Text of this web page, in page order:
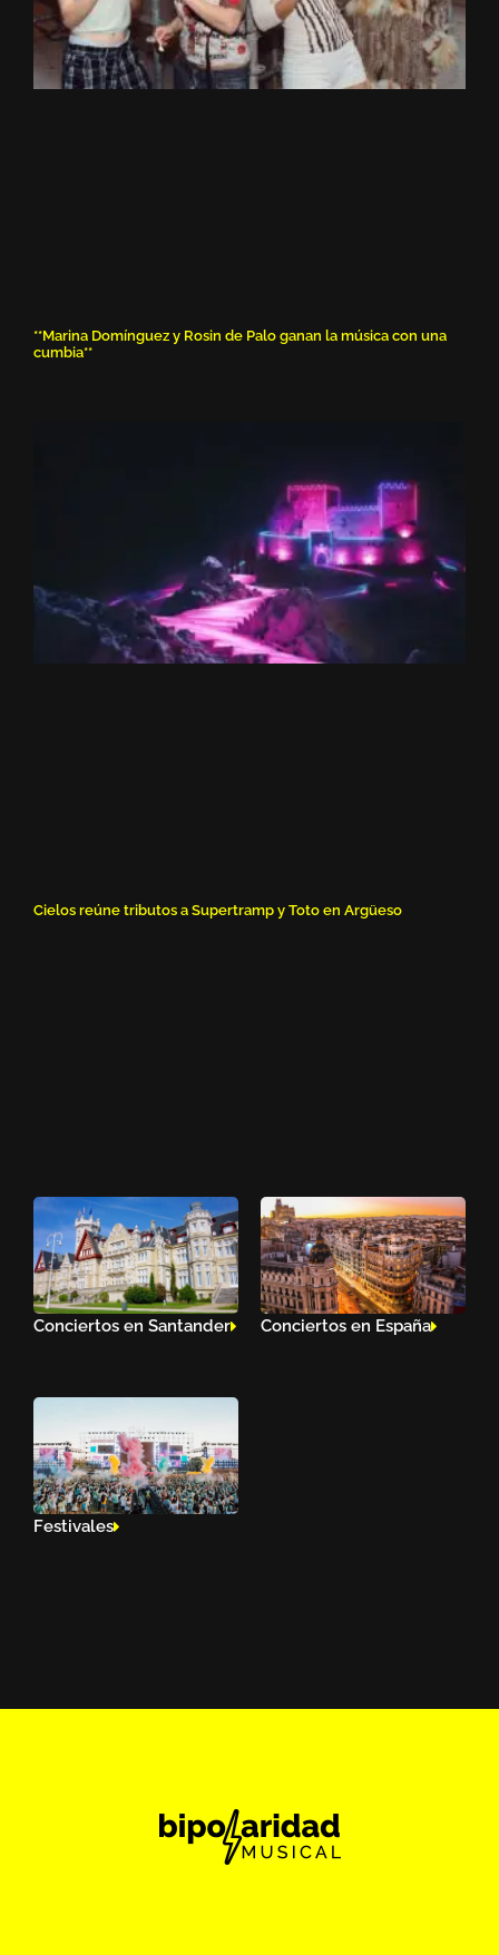
**Marina Domínguez y Rosin de Palo ganan la música con una
cumbia**
Cielos reúne tributos a Supertramp y Toto en Argüeso
Conciertos en Santander Conciertos en España
Festivales